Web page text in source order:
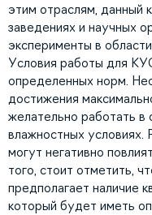
этим отраслям, данный
заведениях и научных
эксперименты в
Условия работы для
определенных норм.
достижения
желательно работать в
влажностных условиях.
могут негативно
того, стоит отметить,
предполагает наличие
который будет иметь